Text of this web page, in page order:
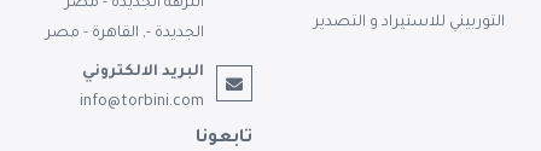
التوربيني للاستيراد و التصدير
النزهة الجديدة - مصر
الجديدة -, القاهرة - مصر
البريد الالكتروني
info@torbini.com
تابعونا